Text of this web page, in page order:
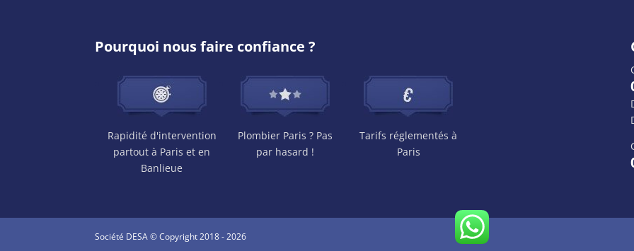
Pourquoi nous faire confiance ?
Rapidité d'intervention
partout à Paris et en
Banlieue
Plombier Paris ? Pas
par hasard !
Tarifs réglementés à
Paris
Société DESA © Copyright 2018 - 2026